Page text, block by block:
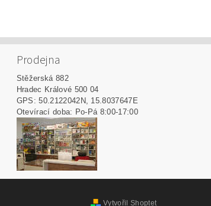
Prodejna
Stěžerská 882
Hradec Králové 500 04
GPS: 50.2122042N, 15.8037647E
Otevírací doba: Po-Pá 8:00-17:00
Vytvořil Shoptet